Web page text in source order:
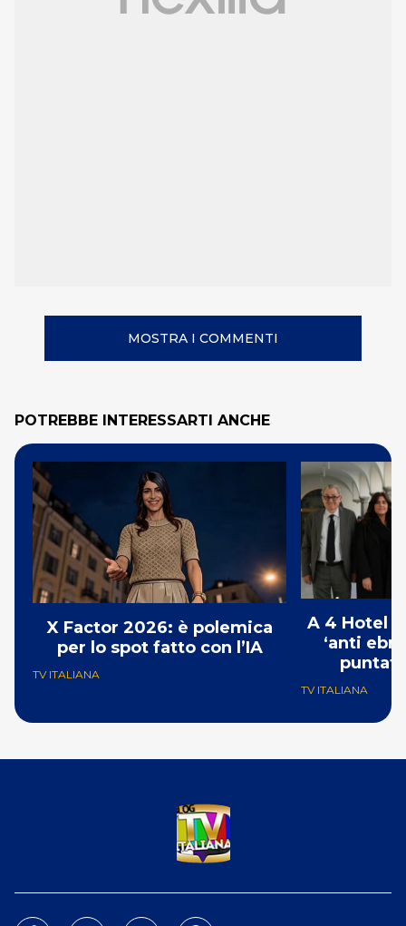
MOSTRA I COMMENTI
POTREBBE INTERESSARTI ANCHE
X Factor 2026: è polemica
per lo spot fatto con l’IA
TV ITALIANA
A 4 Hotel
‘anti
TV ITALIANA